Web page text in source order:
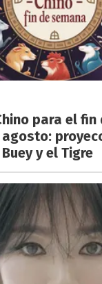
para el fin
y el Tigre